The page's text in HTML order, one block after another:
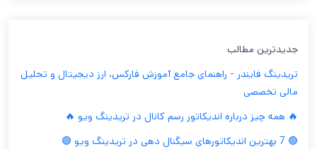
جدیدترین مطالب
تریدینگ فایندر - راهنمای جامع آموزش فارکس، ارز دیجیتال و تحلیل
مالی تخصصی
🔥 همه چیز درباره اندیکاتور رسم کانال در تریدینگ ویو 🔥
🟢 7 بهترین اندیکاتورهای سیگنال دهی در تریدینگ ویو 🟢